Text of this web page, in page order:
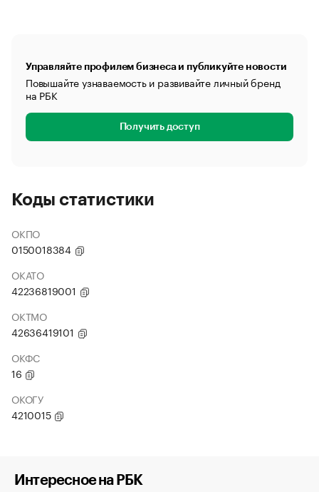
Управляйте профилем бизнеса и публикуйте новости
Повышайте узнаваемость и развивайте личный бренд
на РБК
Получить доступ
Коды статистики
ОКПО
0150018384
ОКАТО
42236819001
ОКТМО
42636419101
ОКФС
16
ОКОГУ
4210015
Интересное на РБК